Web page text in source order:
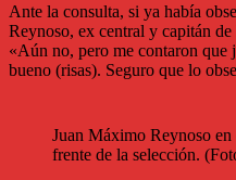
Ante la consulta, si ya había
Reynoso, ex central y capitán
«Aún no, pero me contaron que
bueno (risas). Seguro que lo
Juan Máximo Reynoso
frente de la selección.